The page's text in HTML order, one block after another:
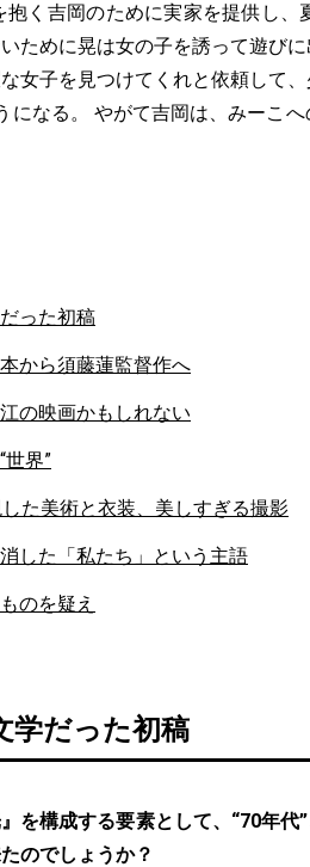
抱く吉岡のために実家を提供し
ために晃は女の子を誘って遊び
女子を見つけてくれと依頼して
になる。 やがて吉岡は、みーこ
った初稿
から須藤蓮監督作へ
江の映画かもしれない
世界”
た美術と衣装、美しすぎる撮影
した「私たち」という主語
のを疑え
学だった初稿
を構成する要素として、“70年
のでしょうか？